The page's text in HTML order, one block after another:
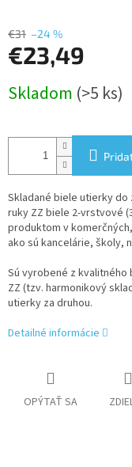
€31 –24 %
€23,49
cena:
Skladom (>5 ks)
Skladané biele utierky do
ruky ZZ biele 2-vrstvové
produktom v
ako sú kancelárie, školy,
Sú vyrobené z
ZZ (tzv. harmonikový
utierky za druhou.
Detailné informácie
OPÝTAŤ SA